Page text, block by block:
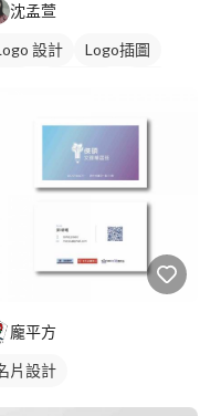
沈孟萱
設計
Logo插圖
龐平方
片設計